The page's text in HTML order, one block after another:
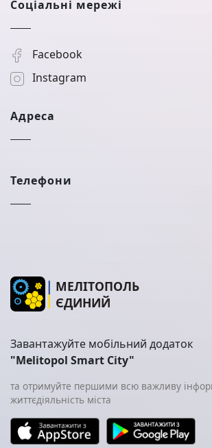
Соціальні мережі
Facebook
Instagram
Адреса
Телефони
МЕЛІТОПОЛЬ
ЄДИНИЙ
Завантажуйте мобільний додаток
"Melitopol Smart City"
та отримуйте першими всю важливу
життєдіяльність міста